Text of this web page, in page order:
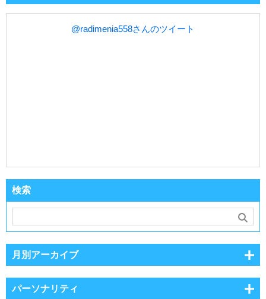
@radimenia558さんのツイート
検索
月別アーカイブ
パーソナリティ